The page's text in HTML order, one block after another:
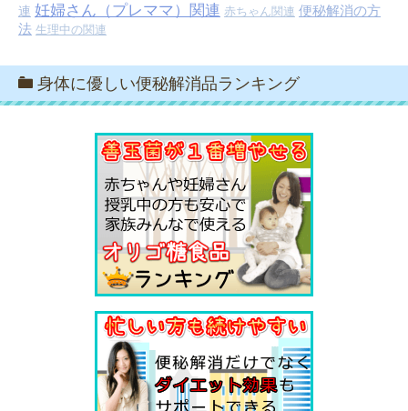
連 妊婦さん（プレママ）関連 赤ちゃん関連 便秘解消の方
法 生理中の関連
身体に優しい便秘解消品ランキング